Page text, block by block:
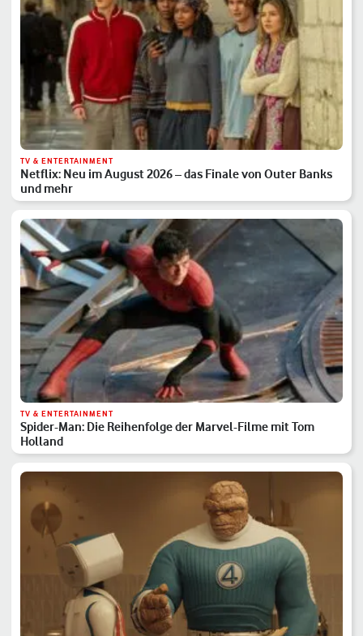
TV & ENTERTAINMENT
Netflix: Neu im August 2026 – das Finale von Outer Banks
und mehr
TV & ENTERTAINMENT
Spider-Man: Die Reihenfolge der Marvel-Filme mit Tom
Holland